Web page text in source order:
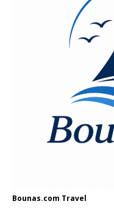
Bounas.com Travel